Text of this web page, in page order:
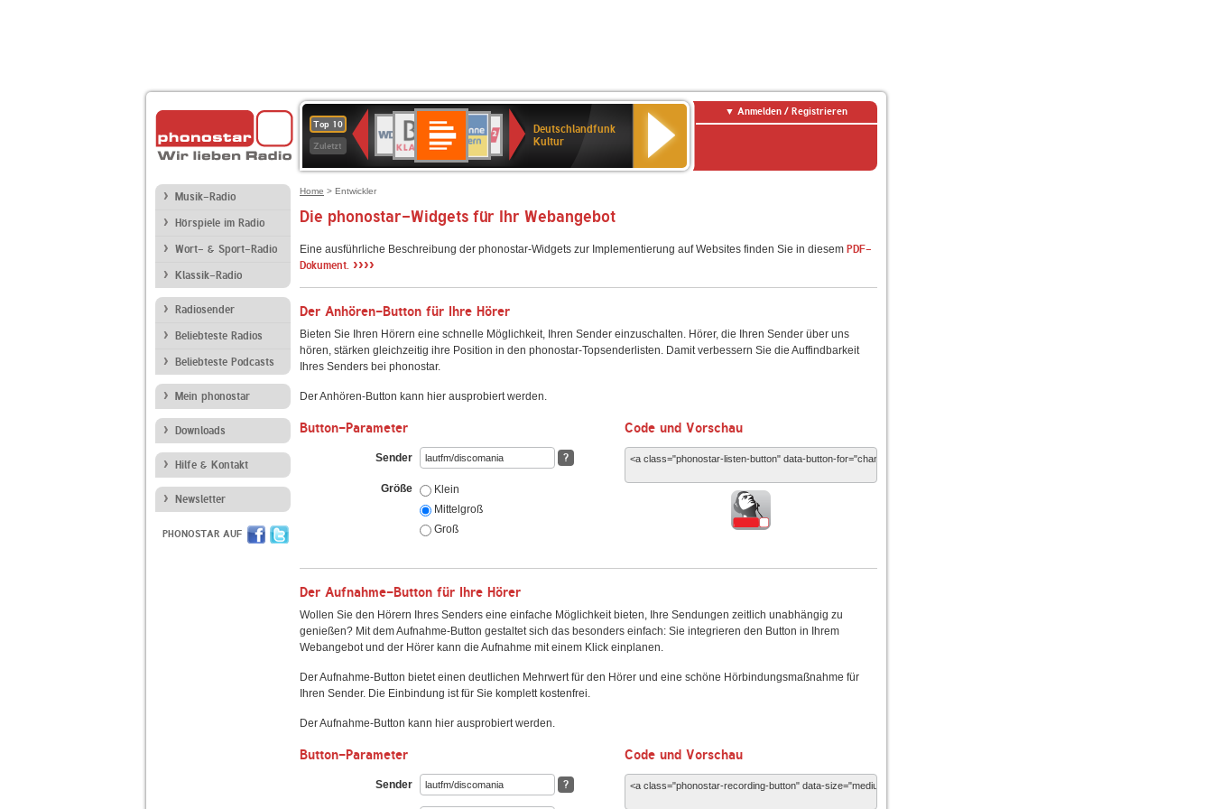
Top 10
Zuletzt
Deutschlandfunk
80er
90er
OLDIE
ANTENNE
SWR3
4
BR-
KLASSIK
Deutschlandfunk
Kultur
ANTENNE
BAYERN
SWR
Kultur
NDR
2
Deutschlandfunk
Kultur
Anmelden / Registrieren
Musik-Radio
Hörspiele im Radio
Wort- & Sport-Radio
Klassik-Radio
Radiosender
Beliebteste Radios
Beliebteste Podcasts
Mein phonostar
Downloads
Hilfe & Kontakt
Newsletter
PHONOSTAR AUF
Home > Entwickler
Die phonostar-Widgets für Ihr Webangebot
Eine ausführliche Beschreibung der phonostar-Widgets zur Implementierung auf Websites finden Sie in diesem PDF-
Dokument. ››››
Der Anhören-Button für Ihre Hörer
Bieten Sie Ihren Hörern eine schnelle Möglichkeit, Ihren Sender einzuschalten. Hörer, die Ihren Sender über uns
hören, stärken gleichzeitig ihre Position in den phonostar-Topsenderlisten. Damit verbessern Sie die Auffindbarkeit
Ihres Senders bei phonostar.
Der Anhören-Button kann hier ausprobiert werden.
Button-Parameter
Sender ?
Größe
Klein
Mittelgroß
Groß
Code und Vorschau
Der Aufnahme-Button für Ihre Hörer
Wollen Sie den Hörern Ihres Senders eine einfache Möglichkeit bieten, Ihre Sendungen zeitlich unabhängig zu
genießen? Mit dem Aufnahme-Button gestaltet sich das besonders einfach: Sie integrieren den Button in Ihrem
Webangebot und der Hörer kann die Aufnahme mit einem Klick einplanen.
Der Aufnahme-Button bietet einen deutlichen Mehrwert für den Hörer und eine schöne Hörbindungsmaßnahme für
Ihren Sender. Die Einbindung ist für Sie komplett kostenfrei.
Der Aufnahme-Button kann hier ausprobiert werden.
Button-Parameter
Sender ?
Code und Vorschau